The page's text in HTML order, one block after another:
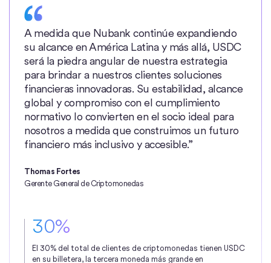
A medida que Nubank continúe expandiendo
su alcance en América Latina y más allá, USDC
será la piedra angular de nuestra estrategia
para brindar a nuestros clientes soluciones
financieras innovadoras. Su estabilidad, alcance
global y compromiso con el cumplimiento
normativo lo convierten en el socio ideal para
nosotros a medida que construimos un futuro
financiero más inclusivo y accesible.”
Thomas Fortes
Gerente General de Criptomonedas
30%
El 30% del total de clientes de criptomonedas tienen USDC
en su billetera, la tercera moneda más grande en